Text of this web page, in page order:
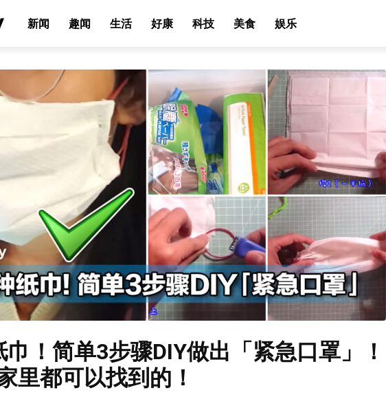
新闻 趣闻 生活 好康 科技 美食 娱乐
！简单3步骤DIY做出「紧急口罩」！
里都可以找到的！